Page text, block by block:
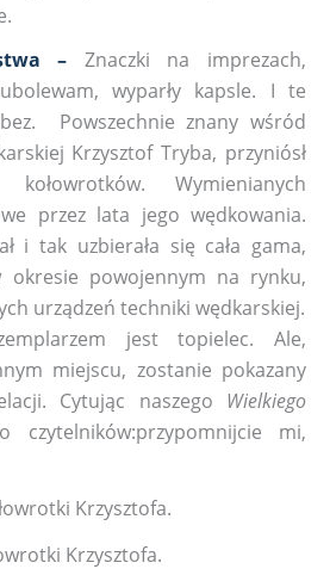
– Znaczki na imprezach,
wyparły kapsle. I te
Powszechnie znany wśród
Krzysztof Tryba, przyniósł
Wymienianych
przez lata jego wędkowania.
i tak uzbierała się cała gama,
okresie powojennym na rynku,
urządzeń techniki wędkarskiej.
jest topielec. Ale,
miejscu, zostanie pokazany
Cytując naszego Wielkiego
mi,
Krzysztofa.